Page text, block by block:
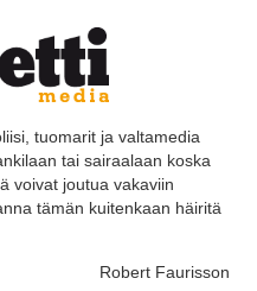
tuomarit ja valtamedia
tai sairaalaan koska
voivat joutua vakaviin
tämän kuitenkaan häiritä
Robert Faurisson